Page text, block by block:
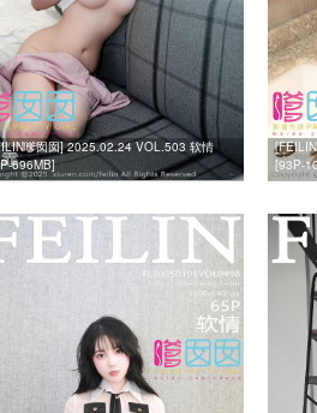
嗲囡囡] 2025.02.24 VOL.503 软情
696MB]
[93P-